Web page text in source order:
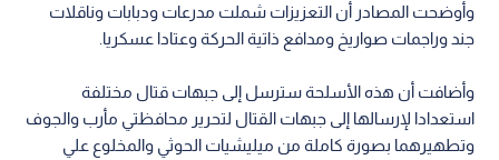
وأوضحت المصادر أن التعزيزات شملت مدرعات ودبابات وناقلات
جند وراجمات صواريخ ومدافع ذاتية الحركة وعتادا عسكريا.
وأضافت أن هذه الأسلحة سترسل إلى جبهات قتال مختلفة
استعدادا لإرسالها إلى جبهات القتال لتحرير محافظتي مأرب والجوف
وتطهيرهما بصورة كاملة من ميليشيات الحوثي والمخلوع علي